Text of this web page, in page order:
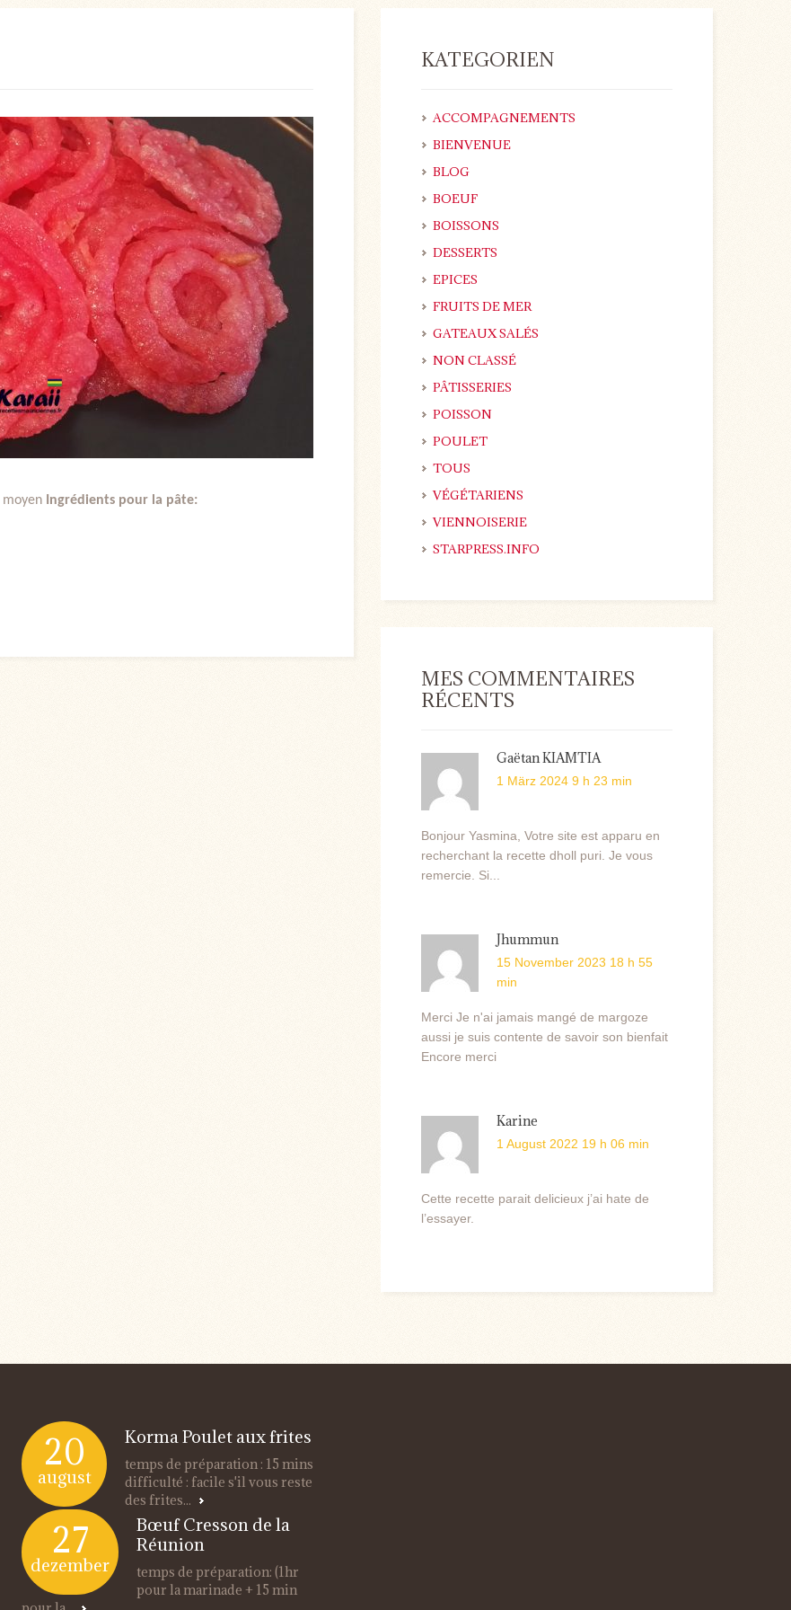
moyen Ingrédients pour la pâte:
KATEGORIEN
ACCOMPAGNEMENTS
BIENVENUE
BLOG
BOEUF
BOISSONS
DESSERTS
EPICES
FRUITS DE MER
GATEAUX SALÉS
NON CLASSÉ
PÂTISSERIES
POISSON
POULET
TOUS
VÉGÉTARIENS
VIENNOISERIE
STARPRESS.INFO
MES COMMENTAIRES
RÉCENTS
Gaëtan KIAMTIA
1 März 2024 9 h 23 min
Bonjour Yasmina, Votre site est apparu en
recherchant la recette dholl puri. Je vous
remercie. Si...
Jhummun
15 November 2023 18 h 55
min
Merci Je n'ai jamais mangé de margoze
aussi je suis contente de savoir son bienfait
Encore merci
Karine
1 August 2022 19 h 06 min
Cette recette parait delicieux j’ai hate de
l’essayer.
20
august
Korma Poulet aux frites
temps de préparation : 15 mins
difficulté : facile s'il vous reste
des frites...
27
dezember
Bœuf Cresson de la
Réunion
temps de préparation: (1hr
pour la marinade + 15 min